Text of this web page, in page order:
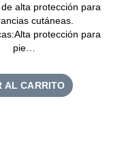
alta protección para
cutáneas.
protección para
pie…
AL CARRITO